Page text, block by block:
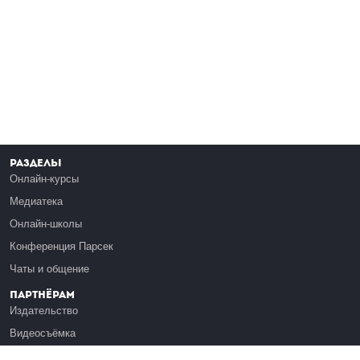
Разделы
Онлайн-курсы
Медиатека
Онлайн-школы
Конференция Парсек
Чаты и общение
Партнёрам
Издательство
Видеосъёмка